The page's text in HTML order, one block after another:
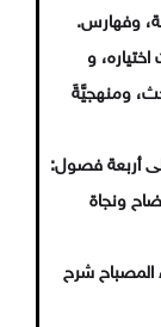
وفهارس.
و
ومنهجيَّةَ
أربعة فصول:
ونجاة
المصباح شرح